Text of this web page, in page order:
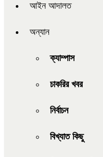
আইন আদালত
অন্যান
ক্যাম্পাস
চাকরির খবর
নির্বাচন
বিখ্যাত কিছু